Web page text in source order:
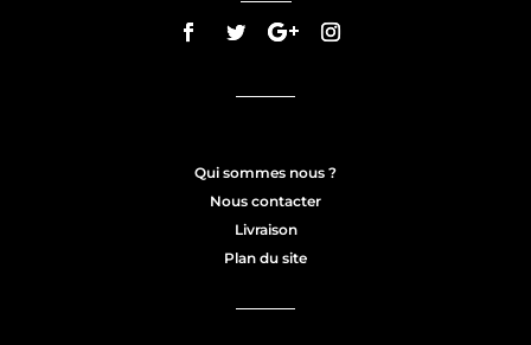
Qui sommes nous ?
Nous contacter
Livraison
Plan du site